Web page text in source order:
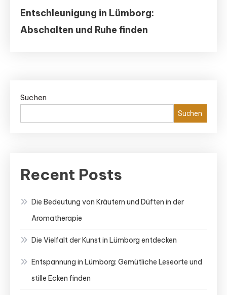
Entschleunigung in Lümborg:
Abschalten und Ruhe finden
Suchen
Suchen
Recent Posts
Die Bedeutung von Kräutern und Düften in der
Aromatherapie
Die Vielfalt der Kunst in Lümborg entdecken
Entspannung in Lümborg: Gemütliche Leseorte und
stille Ecken finden